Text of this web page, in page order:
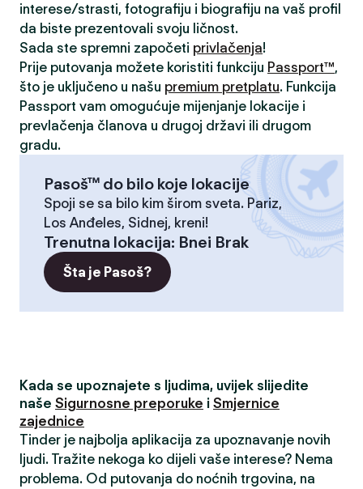
interese/strasti, fotografiju i biografiju na vaš profil
da biste prezentovali svoju ličnost.
Sada ste spremni započeti privlačenja!
Prije putovanja možete koristiti funkciju Passport™,
što je uključeno u našu premium pretplatu. Funkcija
Passport vam omogućuje mijenjanje lokacije i
prevlačenja članova u drugoj državi ili drugom
gradu.
Pasoš™ do bilo koje lokacije
Spoji se sa bilo kim širom sveta. Pariz,
Los Anđeles, Sidnej, kreni!
Trenutna lokacija: Bnei Brak
Šta je Pasoš?
Kada se upoznajete s ljudima, uvijek slijedite
naše Sigurnosne preporuke i Smjernice
zajednice
Tinder je najbolja aplikacija za upoznavanje novih
ljudi. Tražite nekoga ko dijeli vaše interese? Nema
problema. Od putovanja do noćnih trgovina, na